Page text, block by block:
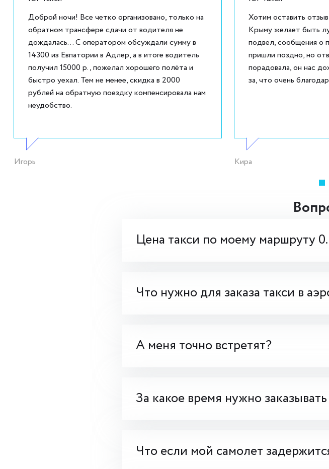
Доброй ночи! Все четко организовано, только на
обратном трансфере сдачи от водителя не
дождалась... С оператором обсуждали сумму в
14300 из Евпатории в Адлер, а в итоге водитель
получил 15000 р., пожелал хорошего полёта и
быстро уехал. Тем не менее, скидка в 2000
рублей на обратную поездку компенсировала нам
неудобство.
Игорь
Хотим оставить
Крыму желает быть
подвел, сообщения о
пришли поздно, но
порадовала, он нас
за, что очень
Кира
Цена такси по моему маршруту
Что нужно для заказа такси в
А меня точно встретят?
За какое время нужно
Что если мой самолет